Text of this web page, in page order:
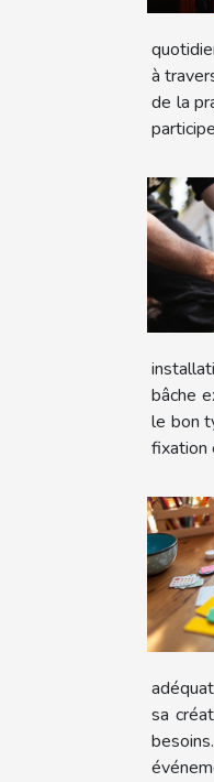
à
de la
bâche
le bon
fixation
sa